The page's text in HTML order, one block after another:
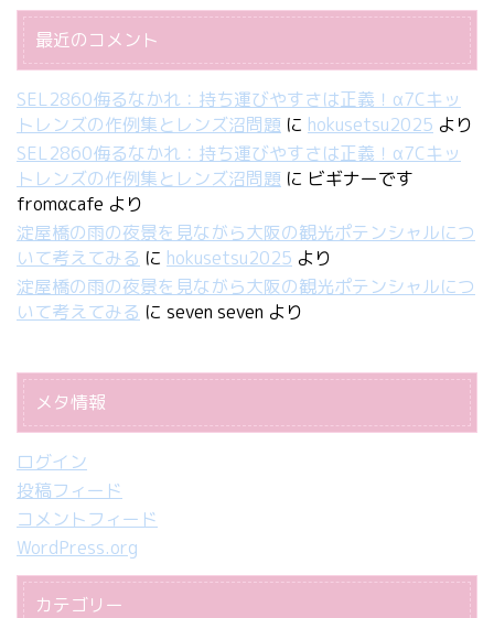
最近のコメント
SEL2860侮るなかれ：持ち運びやすさは正義！α7Cキッ
トレンズの作例集とレンズ沼問題 に hokusetsu2025 より
SEL2860侮るなかれ：持ち運びやすさは正義！α7Cキッ
トレンズの作例集とレンズ沼問題 に ビギナーです
fromαcafe より
淀屋橋の雨の夜景を見ながら大阪の観光ポテンシャルにつ
いて考えてみる に hokusetsu2025 より
淀屋橋の雨の夜景を見ながら大阪の観光ポテンシャルにつ
いて考えてみる に seven seven より
メタ情報
ログイン
投稿フィード
コメントフィード
WordPress.org
カテゴリー